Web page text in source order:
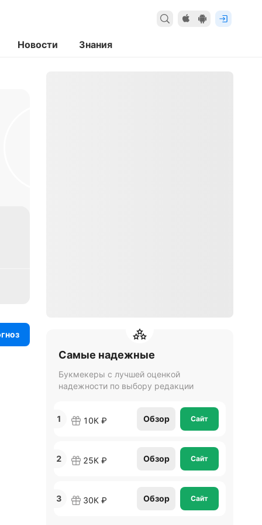
Новости Знания
Самые надежные
Букмекеры с лучшей оценкой
надежности по выбору редакции
1 10К ₽ Обзор Сайт
2 25К ₽ Обзор Сайт
3 30К ₽ Обзор Сайт